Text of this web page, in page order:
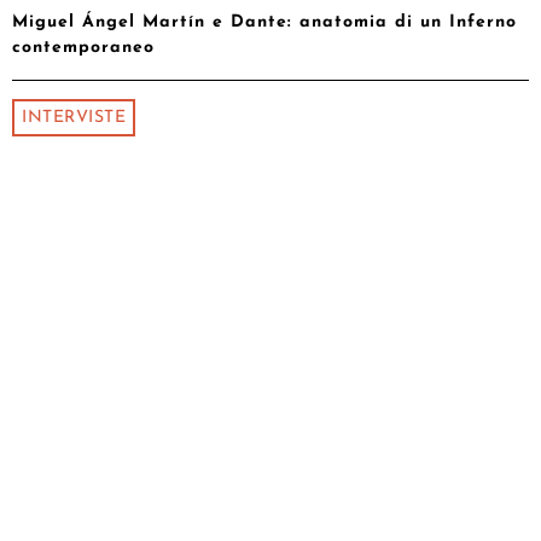
Miguel Ángel Martín e Dante: anatomia di un Inferno
contemporaneo
INTERVISTE